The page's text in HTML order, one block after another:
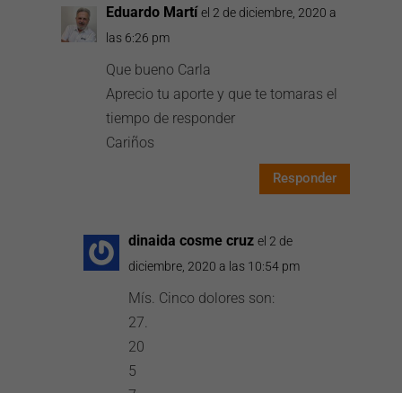
Eduardo Martí el 2 de diciembre, 2020 a
las 6:26 pm
Que bueno Carla
Aprecio tu aporte y que te tomaras el
tiempo de responder
Cariños
Responder
dinaida cosme cruz el 2 de
diciembre, 2020 a las 10:54 pm
Mís. Cinco dolores son:
27.
20
5